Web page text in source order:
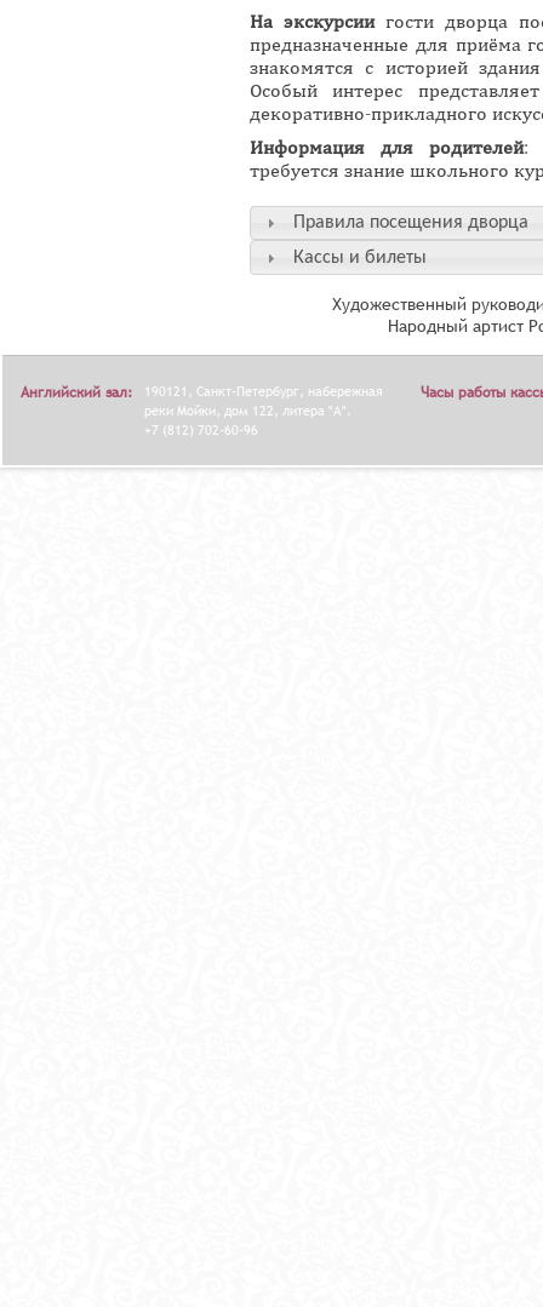
На экскурсии гости дворца
предназначенные для приёма
знакомятся с историей
Особый интерес
декоративно-прикладного
Информация для родителей:
требуется знание школьного
Правила посещения дворца
Кассы и билеты
Художественный
Народный артист
Английский зал:
190121, Санкт-Петербург, набережная
реки Мойки, дом 122, литера "А".
+7 (812) 702-60-96
Часы работы